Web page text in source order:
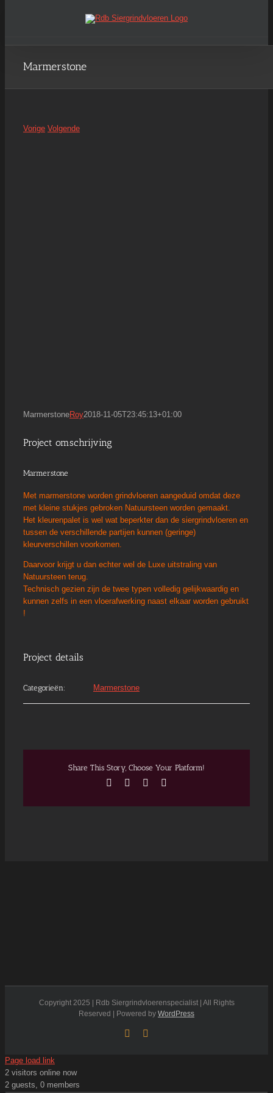
Marmerstone
Vorige Volgende
MarmerstoneRoy2018-11-05T23:45:13+01:00
Project omschrijving
Marmerstone
Met marmerstone worden grindvloeren aangeduid omdat deze
met kleine stukjes gebroken Natuursteen worden gemaakt.
Het kleurenpalet is wel wat beperkter dan de siergrindvloeren en
tussen de verschillende partijen kunnen (geringe)
kleurverschillen voorkomen.
Daarvoor krijgt u dan echter wel de Luxe uitstraling van
Natuursteen terug.
Technisch gezien zijn de twee typen volledig gelijkwaardig en
kunnen zelfs in een vloerafwerking naast elkaar worden gebruikt
!
Project details
Categorieën: Marmerstone
Share This Story, Choose Your Platform!
Facebook Pinterest
Copyright 2025 | Rdb Siergrindvloerenspecialist | All Rights
Reserved | Powered by WordPress
Facebook
Page load link
2 visitors online now
2 guests, 0 members